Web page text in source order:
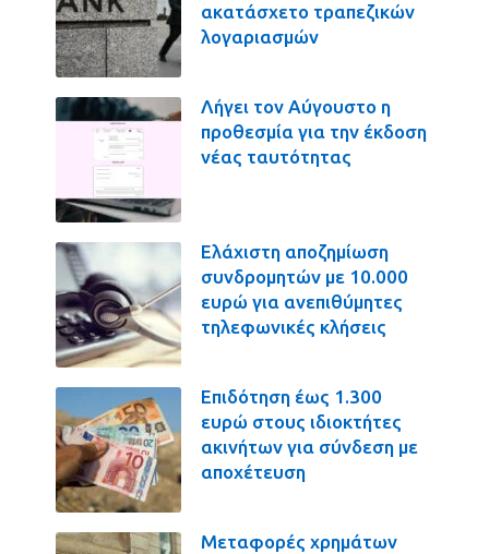
ακατάσχετο τραπεζικών
λογαριασμών
Λήγει τον Αύγουστο η
προθεσμία για την έκδοση
νέας ταυτότητας
Ελάχιστη αποζημίωση
συνδρομητών με 10.000
ευρώ για ανεπιθύμητες
τηλεφωνικές κλήσεις
Επιδότηση έως 1.300
ευρώ στους ιδιοκτήτες
ακινήτων για σύνδεση με
αποχέτευση
Μεταφορές χρημάτων